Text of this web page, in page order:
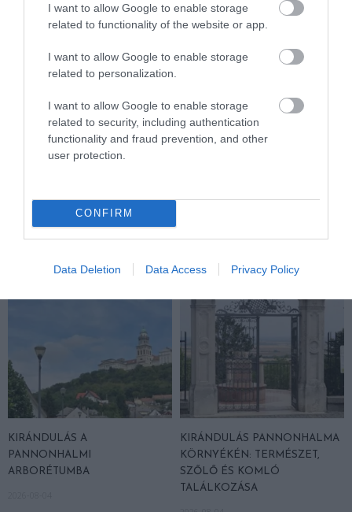
I want to allow Google to enable storage
related to functionality of the website or app.
I want to allow Google to enable storage
related to personalization.
I want to allow Google to enable storage
related to security, including authentication
functionality and fraud prevention, and other
user protection.
CONFIRM
Data Deletion Data Access Privacy Policy
ELŐZŐ CIKK
ERDŐK ÉS ERDÉSZEK – KAMPÁNY HÍVJA FEL A FIGYELMET AZ
KÖVETKEZŐ CIKK
KIRÁNDULÁS A
PANNONHALMI
ARBORÉTUMBA
KIRÁNDULÁS PANNONHALMA
KÖRNYÉKÉN: TERMÉSZET,
SZŐLŐ ÉS KOMLÓ
TALÁLKOZÁSA